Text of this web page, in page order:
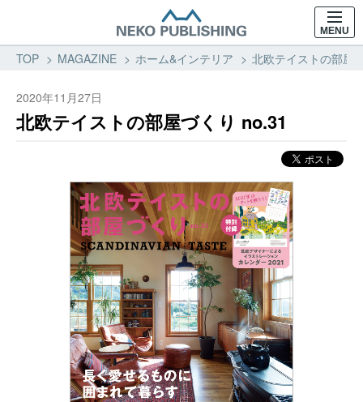
MENU
TOP MAGAZINE ホーム&インテリア 北欧テイストの部屋
2020年11月27日
北欧テイストの部屋づくり no.31